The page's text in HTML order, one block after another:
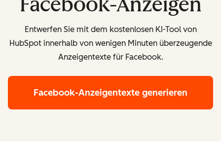
Entwerfen Sie mit dem kostenlosen KI-Tool von
HubSpot innerhalb von wenigen Minuten überzeugende
Anzeigentexte für Facebook.
Facebook-Anzeigentexte generieren